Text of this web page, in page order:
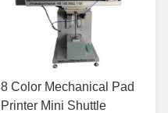
8 Color Mechanical Pad
Printer Mini Shuttle